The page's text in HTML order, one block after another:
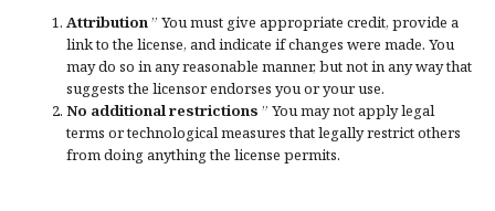
Attribution” You must give appropriate credit, provide a
link to the license, andindicate if changes were made. You
may do so in any reasonable manner, but not in any way that
suggests the licensor endorses you or your use.
No additional restrictions ” You may not apply legal
terms ortechnological measuresthat legally restrict others
from doing anything the license permits.